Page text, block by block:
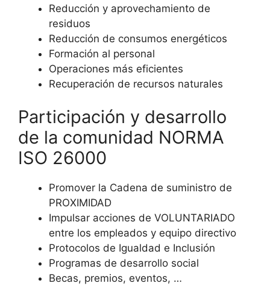
Reducción y aprovechamiento de
residuos
Reducción de consumos energéticos
Formación al personal
Operaciones más eficientes
Recuperación de recursos naturales
Participación y desarrollo
de la comunidad NORMA
ISO 26000
Promover la Cadena de suministro de
PROXIMIDAD
Impulsar acciones de VOLUNTARIADO
entre los empleados y equipo directivo
Protocolos de Igualdad e Inclusión
Programas de desarrollo social
Becas, premios, eventos, …